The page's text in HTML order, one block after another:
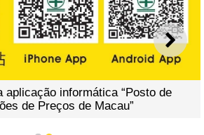
aplicação informática “Posto de
de Preços de Macau”